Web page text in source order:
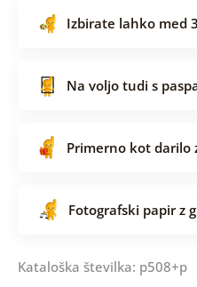
Izbirate lahko med
Na voljo tudi s
Primerno kot darilo
Fotografski papir z
Kataloška številka: p508+p